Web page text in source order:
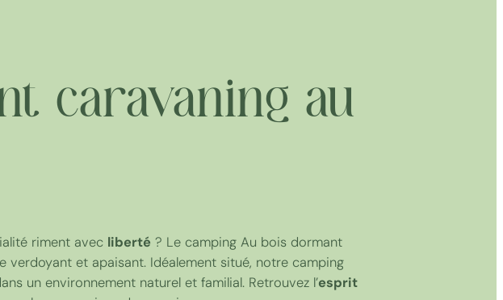
caravaning au
riment avec liberté ? Le camping Au bois dormant
verdoyant et apaisant. Idéalement situé, notre camping
un environnement naturel et familial. Retrouvez l’esprit